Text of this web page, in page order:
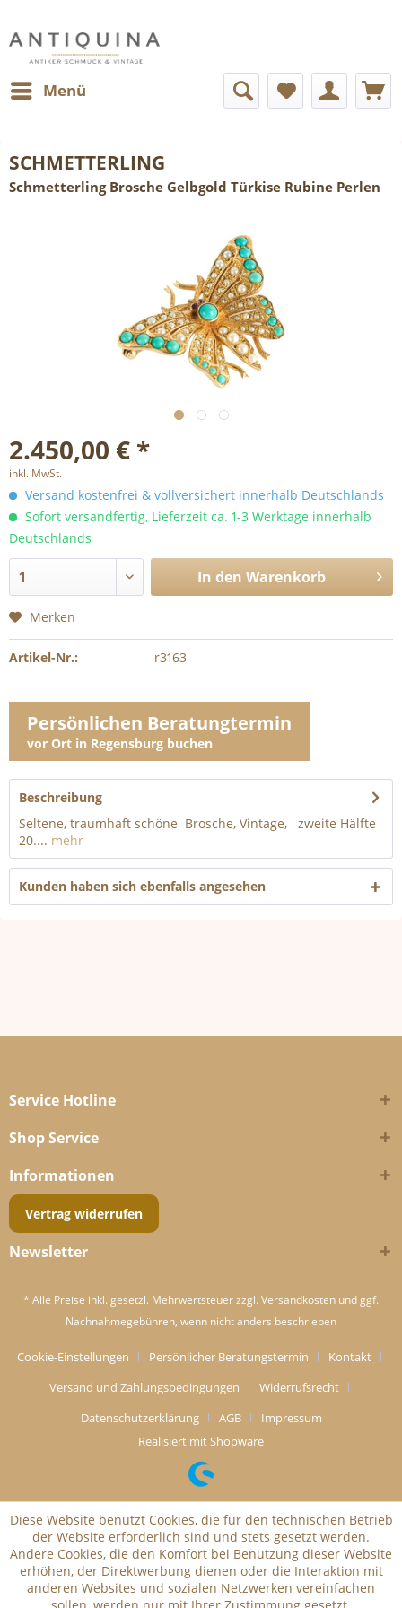
Menü
SCHMETTERLING
Schmetterling Brosche Gelbgold Türkise Rubine Perlen
2.450,00 € *
inkl. MwSt.
Versand kostenfrei & vollversichert innerhalb Deutschlands
Sofort versandfertig, Lieferzeit ca. 1-3 Werktage innerhalb
Deutschlands
In den Warenkorb
Merken
Artikel-Nr.: r3163
Persönlichen Beratungtermin
vor Ort in Regensburg buchen
Beschreibung
Seltene, traumhaft schöne Brosche, Vintage, zweite Hälfte
20.... mehr
Kunden haben sich ebenfalls angesehen
Service Hotline
Shop Service
Informationen
Vertrag widerrufen
Newsletter
* Alle Preise inkl. gesetzl. Mehrwertsteuer zzgl. Versandkosten und ggf.
Nachnahmegebühren, wenn nicht anders beschrieben
Cookie-Einstellungen Persönlicher Beratungstermin
Kontakt
Versand und Zahlungsbedingungen
Widerrufsrecht
Datenschutzerklärung
AGB
Impressum
Realisiert mit Shopware
Diese Website benutzt Cookies, die für den technischen Betrieb
der Website erforderlich sind und stets gesetzt werden.
Andere Cookies, die den Komfort bei Benutzung dieser Website
erhöhen, der Direktwerbung dienen oder die Interaktion mit
anderen Websites und sozialen Netzwerken vereinfachen